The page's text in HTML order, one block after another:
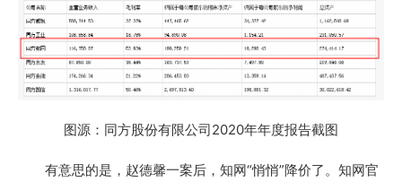
图源：同方股份有限公司2020年年度报告截图
有意思的是，赵德馨一案后，知网“悄悄”降价了。知网官